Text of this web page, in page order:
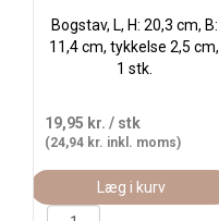
Bogstav, L, H: 20,3 cm, B:
11,4 cm, tykkelse 2,5 cm,
1 stk.
19,95 kr. / stk
(24,94 kr. inkl. moms)
Læg i kurv